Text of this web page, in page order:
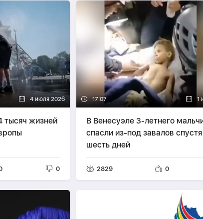
4 июля 2026
тысяч жизней
0
17:07 1
В Венесуэле 3-летнего
спасли из-под завалов спустя
шесть дней
2829 0